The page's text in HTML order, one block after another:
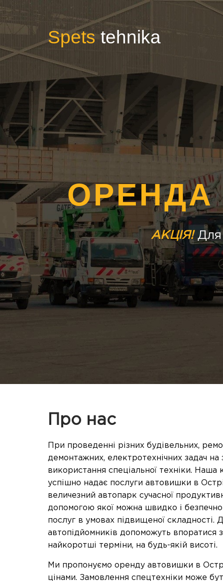
Spetstehnika
АКЦІЯ! Для
Про нас
При проведенні різних будівельних,
демонтажних, електротехнічних задач на
використання спеціальної техніки. Наша
успішно надає послуги автовишки в
величезний автопарк сучасної
допомогою якої можна швидко і
послуг в умовах підвищеної складності.
автопідйомників допоможуть впоратися
найкоротші терміни, на будь-якій висоті.
Ми пропонуємо оренду автовишки в
цінами. Замовлення спецтехніки може